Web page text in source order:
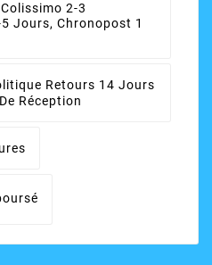
Colissimo 2-3
Jours, Chronopost 1
Retours 14 Jours
Réception